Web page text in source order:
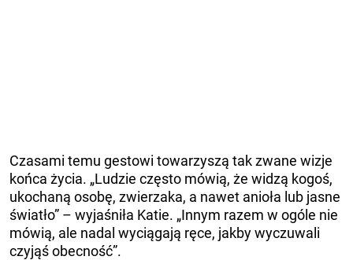
Czasami temu gestowi towarzyszą tak zwane wizje
końca życia. „Ludzie często mówią, że widzą kogoś,
ukochaną osobę, zwierzaka, a nawet anioła lub jasne
światło” – wyjaśniła Katie. „Innym razem w ogóle nie
mówią, ale nadal wyciągają ręce, jakby wyczuwali
czyjąś obecność”.